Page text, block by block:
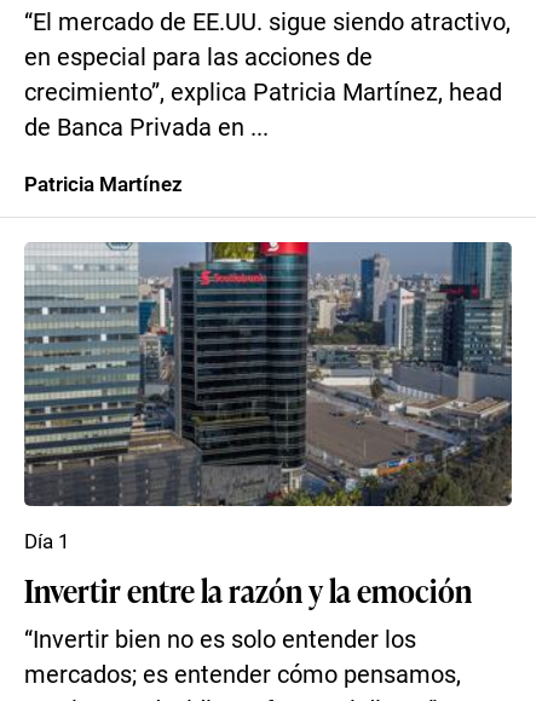
“El mercado de EE.UU. sigue siendo atractivo,
en especial para las acciones de
crecimiento”, explica Patricia Martínez, head
de Banca Privada en ...
Patricia Martínez
Invertir entre la razón y la emoción
“Invertir bien no es solo entender los
mercados; es entender cómo pensamos,
Día 1